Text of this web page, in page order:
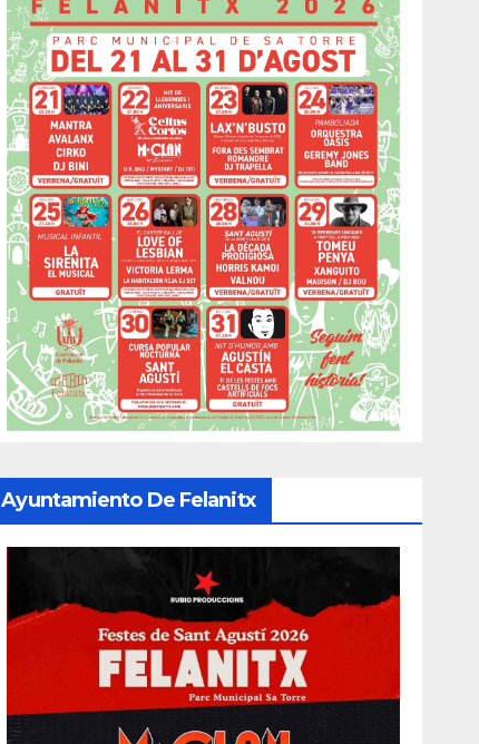
Ayuntamiento De Felanitx